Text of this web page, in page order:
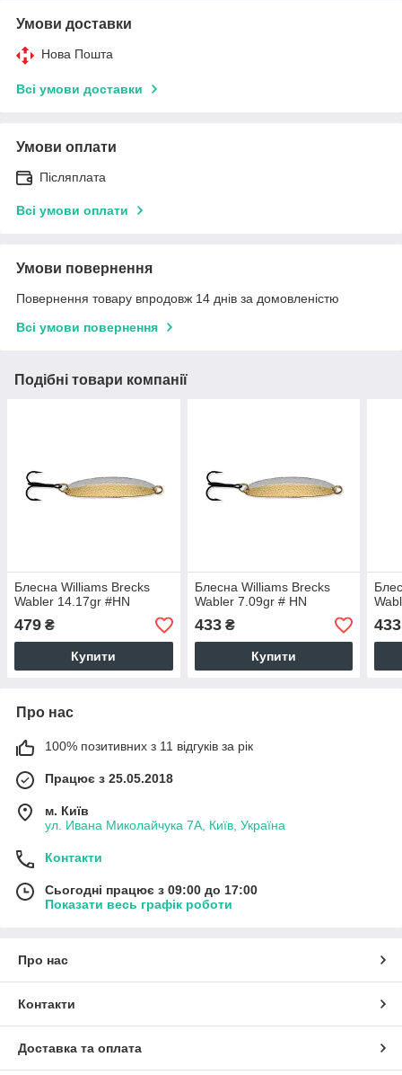
Умови доставки
Нова Пошта
Всі умови доставки
Умови оплати
Післяплата
Всі умови оплати
Умови повернення
Повернення товару впродовж 14 днів за домовленістю
Всі умови повернення
Подібні товари компанії
Блесна Williams Brecks
Wabler 14.17gr #HN
479 ₴
Купити
Блесна Williams Brecks
Wabler 7.09gr # HN
433₴
Купити
433
Про нас
100% позитивних з 11 відгуків за рік
Працює з 25.05.2018
м. Київ
ул. Ивана Миколайчука 7А, Київ, Україна
Контакти
Сьогодні працює з 09:00 до 17:00
Показати весь графік роботи
Про нас
Контакти
Доставка та оплата